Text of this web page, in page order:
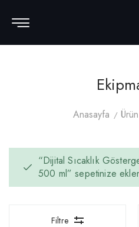
Anasayfa Ürün
“Dijital Sıcaklık
500 ml” sepetinize
Filtre